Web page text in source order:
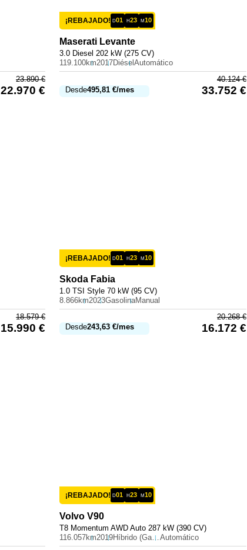
23.890€
22.970 €
¡REBAJADO! D01 H23 M10
Maserati Levante
3.0 Diesel 202 kW (275 CV)
119.100km2017Diésel Automático
Desde495,81 €/mes
40.124€
33.752 €
18.579€
15.990 €
¡REBAJADO! D01 H23 M10
Skoda Fabia
1.0 TSI Style 70 kW (95 CV)
8.866km2023GasolinaManual
Desde243,63 €/mes
20.268€
16.172 €
¡REBAJADO! D01 H23 M10
Volvo V90
T8 Momentum AWD Auto 287 kW (390 CV)
116.057km2019 Híbrido (Gasolina) Automático